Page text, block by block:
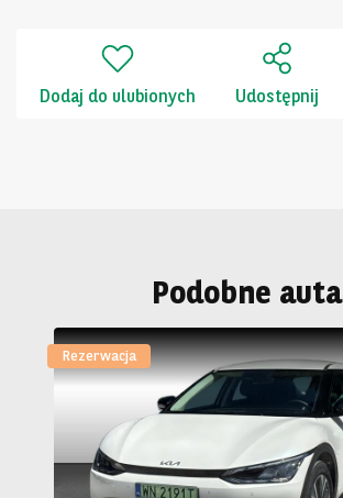
Dodaj do ulubionych Udostępnij
Podobne auta
Rezerwacja